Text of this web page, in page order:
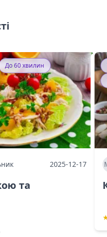
До 60 хвилин
2025-12-17
та